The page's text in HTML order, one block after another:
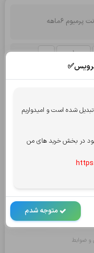
پرمیوم 6ماهه
تومان
و ضوابط
شده است و امیدواریم
در بخش خرید های من
متوجه شدم